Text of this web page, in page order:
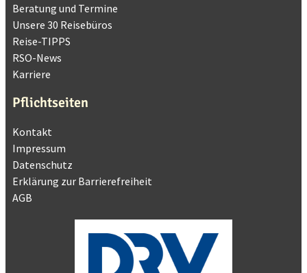
RSO-alltours-Reisecenter Braunschweig
Schützenstr. 37
Braunschweig, 38100
Telefon: 0531 - 387 295 33
Prager Str. 15
Telefon: 0351 - 48 43 150
Route
RSO-alltours Reisecenter Hamburg Harburg
Beratung und Termine
Unsere 30 Reisebüros
Reise-TIPPS
RSO-News
Karriere
Pflichtseiten
Kontakt
Impressum
Datenschutz
Erklärung zur Barrierefreiheit
AGB